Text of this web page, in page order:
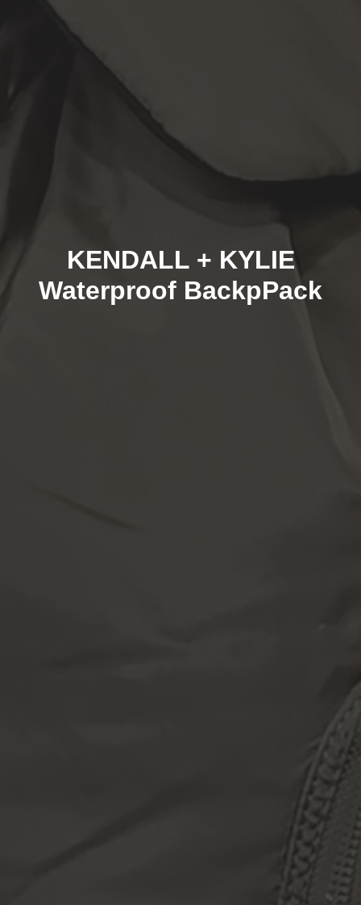
KENDALL + KYLIE
Waterproof BackpPack